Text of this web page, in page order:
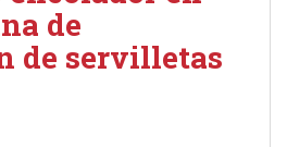
de
de servilletas